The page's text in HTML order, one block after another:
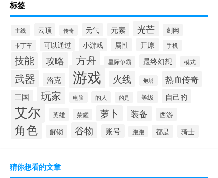
标签
主线 云顶 传奇 元气 元素 光芒 剑网
卡丁车 可以通过 小游戏 属性 开原 手机
技能 攻略 方舟 星际争霸 最终幻想 模式
武器 洛克 游戏 火线 炮塔 热血传奇
王国 玩家 电脑 的人 的是 等级 自己的
艾尔 英雄 荣耀 萝卜 装备 西游
角色 解锁 谷物 账号 跑跑 都是 骑士
猜你想看的文章